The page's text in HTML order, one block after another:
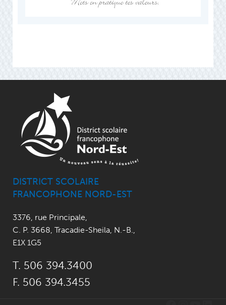
DISTRICT SCOLAIRE
FRANCOPHONE NORD-EST
3376, rue Principale,
C. P. 3668, Tracadie-Sheila, N.-B.,
E1X 1G5
T. 506 394.3400
F. 506 394.3455